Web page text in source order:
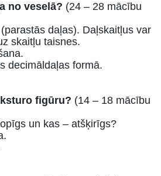
no veselā? (24 – 28 mācību
daļas). Daļskaitļus var
skaitļu taisnes.
decimāldaļas formā.
figūru? (14 – 18 mācību
un kas – atšķirīgs?